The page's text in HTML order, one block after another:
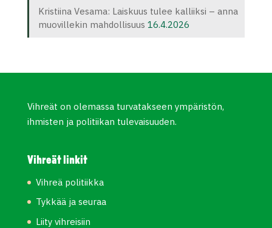
Kristiina Vesama: Laiskuus tulee kalliiksi – anna
muovillekin mahdollisuus 16.4.2026
Vihreät on olemassa turvatakseen ympäristön,
ihmisten ja politiikan tulevaisuuden.
Vihreät linkit
Vihreä politiikka
Tykkää ja seuraa
Liity vihreisiin